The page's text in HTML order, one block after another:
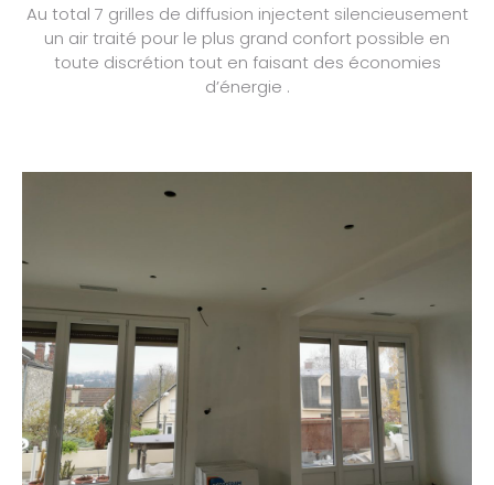
Au total 7 grilles de diffusion injectent silencieusement
un air traité pour le plus grand confort possible en
toute discrétion tout en faisant des économies
d’énergie .